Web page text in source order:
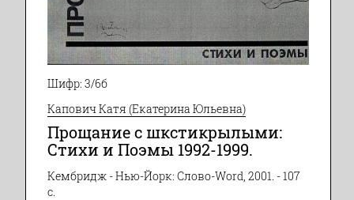
Шифр: 3/6б
Капович Катя (Екатерина Юльевна)
Прощание с шкстикрылыми:
Стихи и Поэмы 1992-1999.
Кембридж - Нью-Йорк: Слово-Word, 2001. - 107
с.